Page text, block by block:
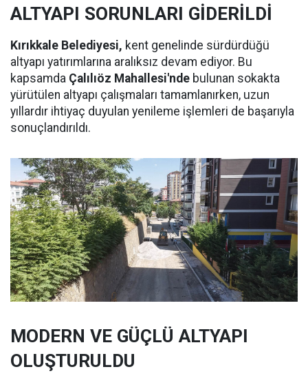
ALTYAPI SORUNLARI GİDERİLDİ
Kırıkkale Belediyesi, kent genelinde sürdürdüğü
altyapı yatırımlarına aralıksız devam ediyor. Bu
kapsamda Çalılıöz Mahallesi'nde bulunan sokakta
yürütülen altyapı çalışmaları tamamlanırken, uzun
yıllardır ihtiyaç duyulan yenileme işlemleri de başarıyla
sonuçlandırıldı.
MODERN VE GÜÇLÜ ALTYAPI
OLUŞTURULDU